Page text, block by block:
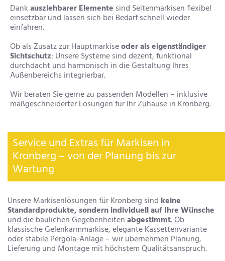
Dankausziehbarer Elemente sind Seitenmarkisen flexibel
einsetzbar und lassen sich bei Bedarf schnell wieder
einfahren.
Ob als Zusatz zur Hauptmarkiseoder als eigenständiger
Sichtschutz: Unsere Systeme sind dezent, funktional
durchdacht und harmonisch in die Gestaltung Ihres
Außenbereichs integrierbar.
Wir beraten Sie gerne zu passenden Modellen – inklusive
maßgeschneiderter Lösungen für Ihr Zuhause in Kronberg.
Service und Extras für Markisen in
Kronberg – von der Planung bis zur
Wartung
Unsere Markisenlösungen für Kronberg sind keine
Standardprodukte, sondern individuell auf Ihre Wünsche
und die baulichen Gegebenheitenabgestimmt. Ob
klassische Gelenkarmmarkise, elegante Kassettenvariante
oder stabile Pergola-Anlage – wir übernehmen Planung,
Lieferung und Montage mit höchstem Qualitätsanspruch.